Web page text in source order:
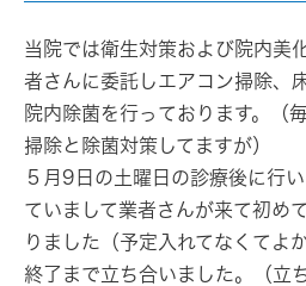
当院では衛生対策および院内美
者さんに委託しエアコン掃除、
院内除菌を行っております。（
掃除と除菌対策してますが）
５月9日の土曜日の診療後に行
ていまして業者さんが来て初め
りました（予定入れてなくてよ
終了まで立ち合いました。（立